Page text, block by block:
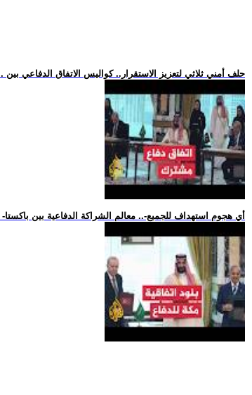
.. حلف أمني ثلاثي لتعزيز الاستقرار.. كواليس الاتفاق الدفاعي بين
.. -أي هجوم استهداف للجميع-.. معالم الشراكة الدفاعية بين باكستا